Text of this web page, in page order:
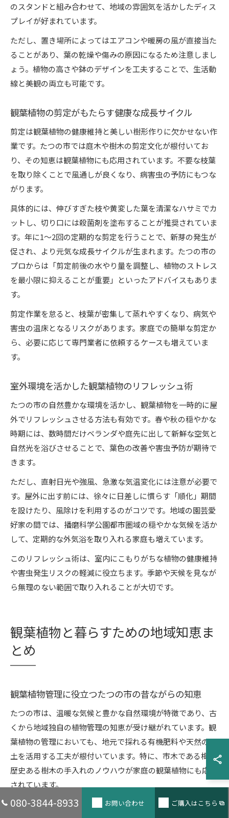
のスタンドと組み合わせて、地域の雰囲気を活かしたディス
プレイが好まれています。
ただし、置き場所によってはエアコンや暖房の風が直接当た
ることがあり、葉の乾燥や傷みの原因になるため注意しまし
ょう。植物の高さや鉢のデザインを工夫することで、生活動
線と美観の両立も可能です。
観葉植物の剪定がもたらす健康な成長サイクル
剪定は観葉植物の健康維持と美しい樹形作りに欠かせない作
業です。たつの市では庭木や樹木の剪定文化が根付いてお
り、その知恵は観葉植物にも応用されています。不要な枝葉
を取り除くことで風通しが良くなり、病害虫の予防にもつな
がります。
具体的には、伸びすぎた枝や黄変した葉を清潔なハサミでカ
ットし、切り口には殺菌剤を塗布することが推奨されていま
す。年に1〜2回の定期的な剪定を行うことで、新芽の発生が
促され、より元気な成長サイクルが生まれます。たつの市の
プロからは「剪定前後の水やり量を調整し、植物のストレス
を最小限に抑えることが重要」といったアドバイスもありま
す。
剪定作業を怠ると、枝葉が密集して蒸れやすくなり、病気や
害虫の温床となるリスクがあります。家庭での簡単な剪定か
ら、必要に応じて専門業者に依頼するケースも増えていま
す。
室外環境を活かした観葉植物のリフレッシュ術
たつの市の自然豊かな環境を活かし、観葉植物を一時的に屋
外でリフレッシュさせる方法も有効です。春や秋の穏やかな
時期には、数時間だけベランダや庭先に出して新鮮な空気と
自然光を浴びさせることで、葉色の改善や害虫予防が期待で
きます。
ただし、直射日光や強風、急激な気温変化には注意が必要で
す。屋外に出す前には、徐々に日差しに慣らす「順化」期間
を設けたり、風除けを利用するのがコツです。地域の園芸愛
好家の間では、播磨科学公園都市圏域の穏やかな気候を活か
して、定期的な外気浴を取り入れる家庭も増えています。
このリフレッシュ術は、室内にこもりがちな植物の健康維持
や害虫発生リスクの軽減に役立ちます。季節や天候を見なが
ら無理のない範囲で取り入れることが大切です。
観葉植物と暮らすための地域知恵ま
とめ
観葉植物管理に役立つたつの市の昔ながらの知恵
たつの市は、温暖な気候と豊かな自然環境が特徴であり、古
くから地域独自の植物管理の知恵が受け継がれています。観
葉植物の管理においても、地元で採れる有機肥料や天然の用
土を活用する工夫が根付いています。特に、市木である梅や
歴史ある樹木の手入れのノウハウが家庭の観葉植物にも応用
されています。
例えば、地元でよく行われる「剪定（せんてい）」の技術
080-3844-8933 お問い合わせ ご購入はこちら